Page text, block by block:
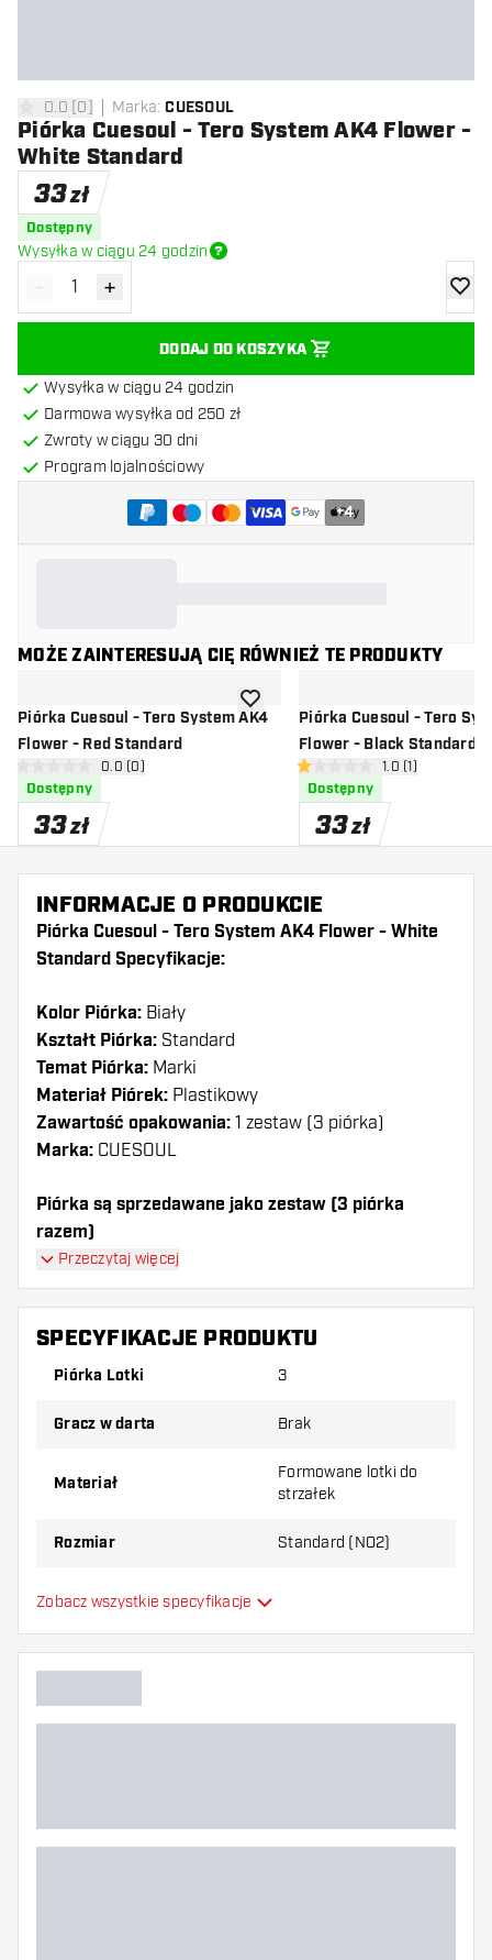
0 gwiazdki oceny
0.0 [0] Marka: CUESOUL
Piórka Cuesoul - Tero System AK4 Flower -
White Standard
33zł
Dostępny
Wysyłka w ciągu 24 godzin
Zmniejsz ilość
- Zwiększ ilość
+
DODAJ DO KOSZYKA
Wysyłka w ciągu 24 godzin
Darmowa wysyłka od 250 zł
Zwroty w ciągu 30 dni
Program lojalnościowy
+4
MOŻE ZAINTERESUJĄ CIĘ RÓWNIEŻ TE PRODUKTY
Piórka Cuesoul - Tero System AK4
Flower - Red Standard
otwórz panel recenzji
0 gwiazdki oceny0.0 (0)
Dostępny
33zł
dodaj do listy życzeń
Piórka Cuesoul - Tero
Flower - Black Standard
otwórz panel
1 gwiazdki oceny1.0 (1)
Dostępny
33zł
INFORMACJE O PRODUKCIE
Piórka Cuesoul - Tero System AK4 Flower - White
Standard Specyfikacje:
Kolor Piórka: Biały
Kształt Piórka: Standard
Temat Piórka: Marki
Materiał Piórek: Plastikowy
Zawartość opakowania: 1 zestaw (3 piórka)
Marka: CUESOUL
Piórka są sprzedawane jako zestaw (3 piórka
razem)
Piórka Cuesoul - Tero System AK4 Flower - White
Standard mają długą żywotność. Te piórka mogą być
używane tylko z shafty Cuesoul.
Dartshopper tip!
Upewnij się, że masz pod ręką dużo piórek i
złamane w wyniku użytkowania.
piórek, aby dowiedzieć się, który wariant
Przeczytaj więcej
SPECYFIKACJE PRODUKTU
Piórka Lotki 3
Gracz w darta Brak
Materiał
Formowane lotki do
strzałek
Rozmiar Standard (NO2)
Typ
Główny kolor
Zobacz wszystkie specyfikacje